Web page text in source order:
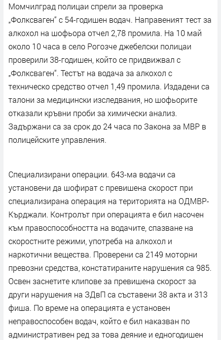
Момчилград полицаи спрели за проверка
„Фолксваген“ с 54-годишен водач. Направеният тест за
алкохол на шофьора отчел 2,78 промила. На 10 май
около 10 часа в село Рогозче джебелски полицаи
проверили 38-годишен, който се придвижвал с
„Фолксваген“. Тестът на водача за алкохол с
техническо средство отчел 1,49 промила. Издадени са
талони за медицински изследвания, но шофьорите
отказали кръвни проби за химически анализ.
Задържани са за срок до 24 часа по Закона за МВР в
полицейските управления.
Специализирани операции. 643-ма водачи са
установени да шофират с превишена скорост при
специализирана операция на територията на ОДМВР-
Кърджали. Контролът при операцията е бил насочен
към правоспособността на водачите, спазване на
скоростните режими, употреба на алкохол и
наркотични вещества. Проверени са 2149 моторни
превозни средства, констатираните нарушения са 985.
Освен заснетите клипове за превишена скорост за
други нарушения на ЗДвП са съставени 38 акта и 313
фиша. По време на операцията е установен
неправоспособен водач, който е бил наказван по
административен ред за това деяние и едногодишен